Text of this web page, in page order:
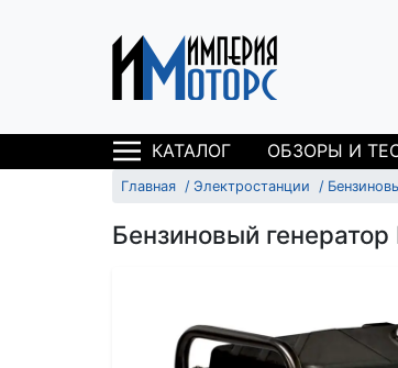
КАТАЛОГ ОБЗОРЫ И
Главная Электростанции
Бензиновый генератор